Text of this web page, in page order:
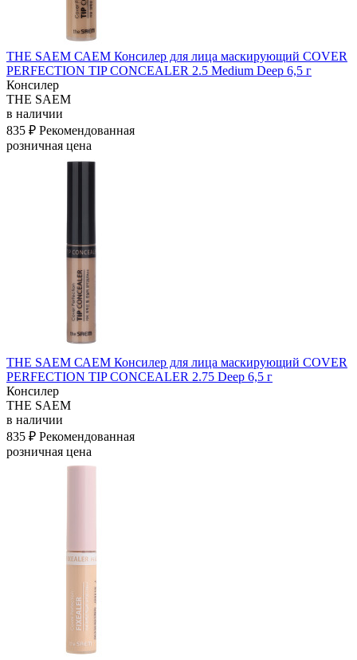
THE SAEM САЕМ Консилер для лица маскирующий COVER
PERFECTION TIP CONCEALER 2.5 Medium Deep 6,5 г
Консилер
THE SAEM
в наличии
835 ₽ Рекомендованная
розничная цена
THE SAEM САЕМ Консилер для лица маскирующий COVER
PERFECTION TIP CONCEALER 2.75 Deep 6,5 г
Консилер
THE SAEM
в наличии
835 ₽ Рекомендованная
розничная цена